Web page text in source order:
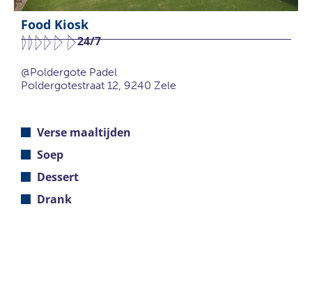
Food Kiosk
24/7
@Poldergote Padel
Poldergotestraat 12, 9240 Zele
Verse maaltijden
Soep
Dessert
Drank